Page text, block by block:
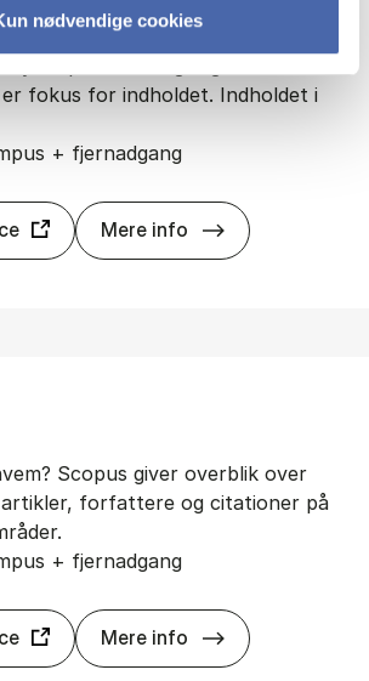
nødvendige cookies
og virksomhedsrapporter, statistik
fokus for indholdet. Indholdet i
+ fjernadgang
Mere info Pas­sport
Scopus giver overblik over
artikler, forfattere og citationer på
+ fjernadgang
Mere info Sco­pus